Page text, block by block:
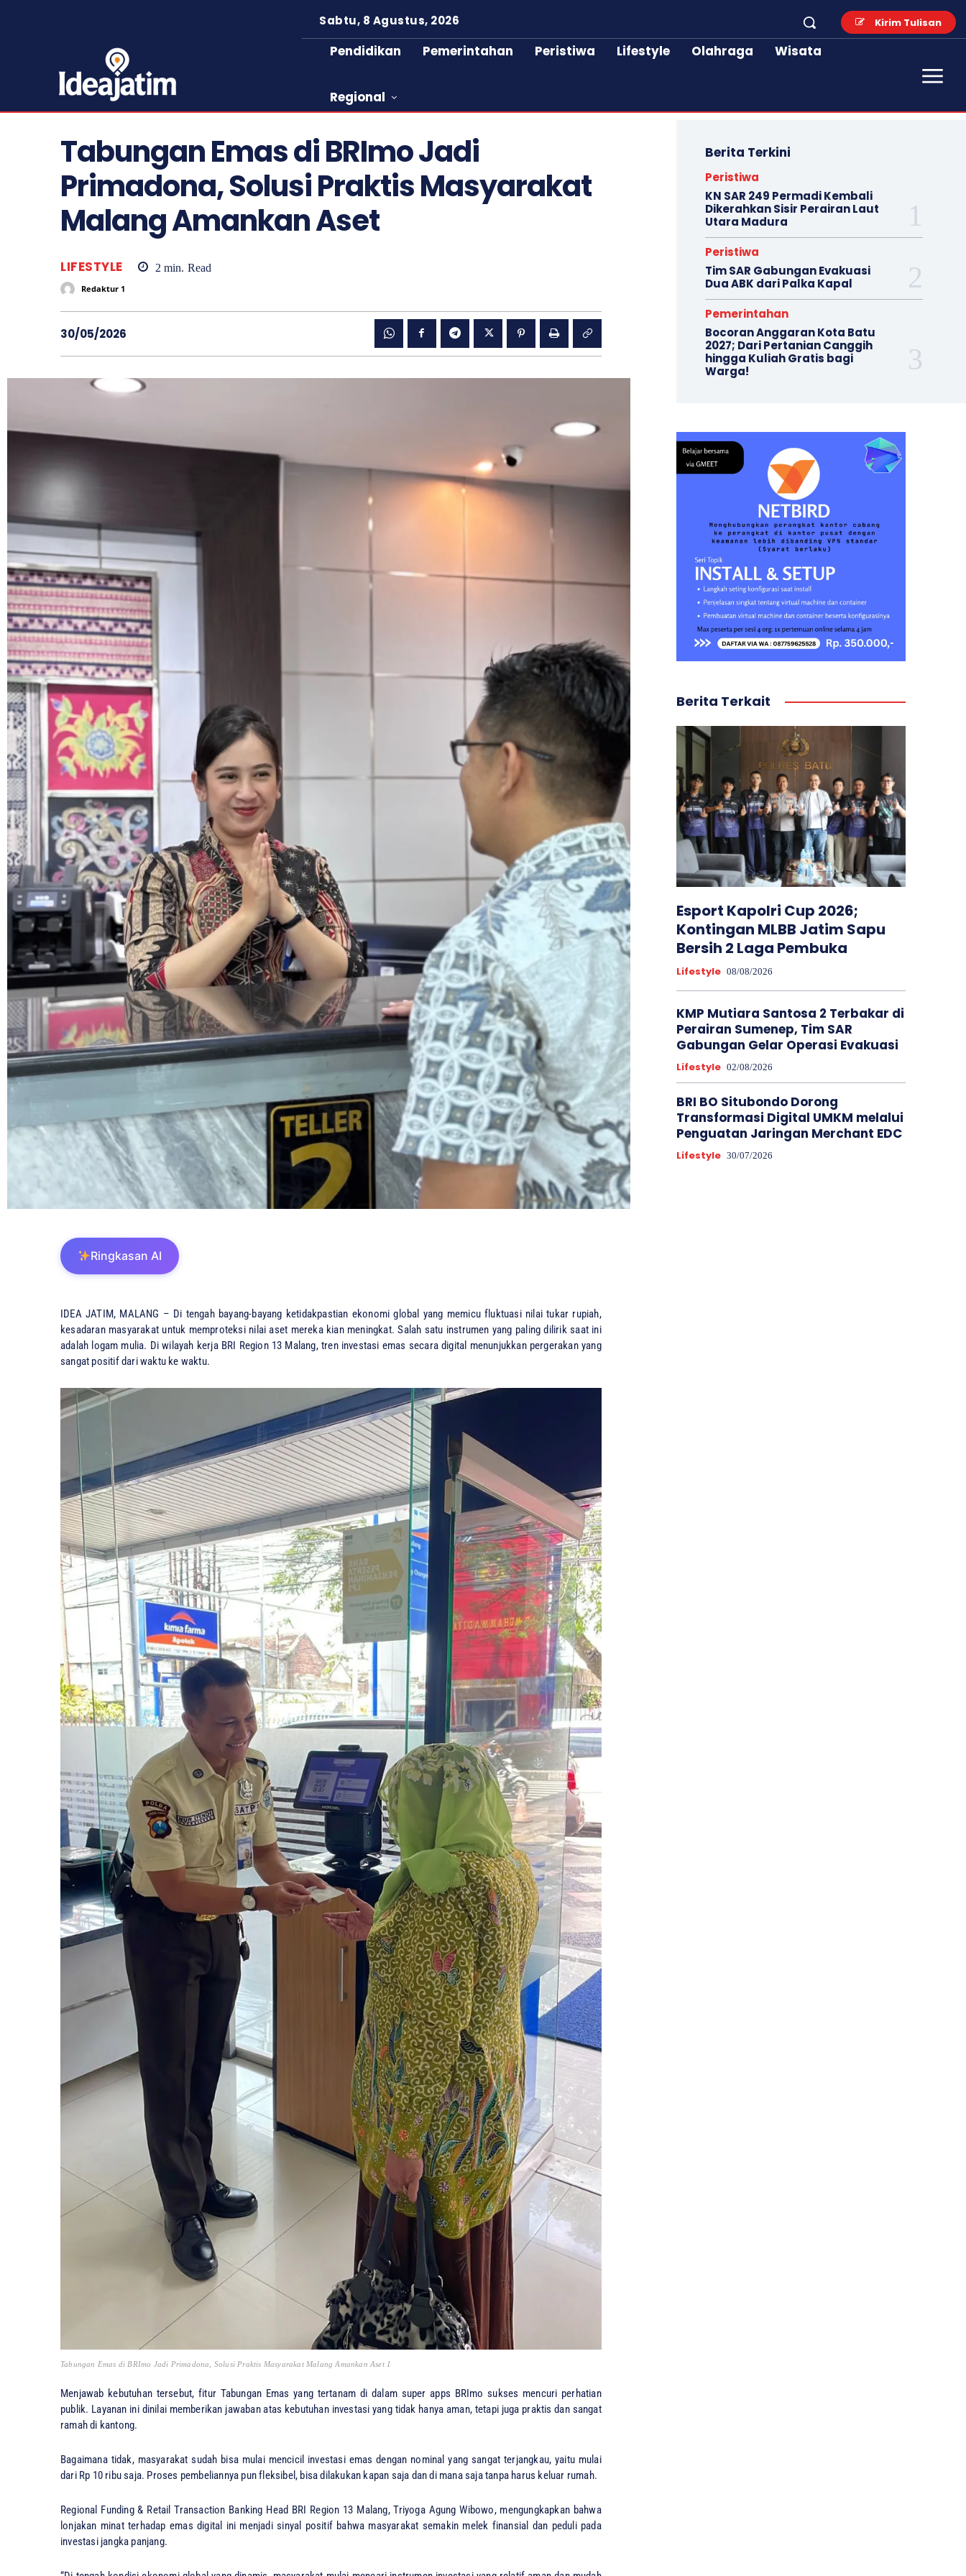
Kirim Tulisan
Sabtu, 8 Agustus, 2026
Pendidikan Pemerintahan Peristiwa Lifestyle Olahraga Wisata
Regional
Tabungan Emas di BRImo Jadi
Primadona, Solusi Praktis Masyarakat
Malang Amankan Aset
LIFESTYLE 2 min. Read
Redaktur 1
30/05/2026
Ringkasan AI
IDEA JATIM, MALANG – Di tengah bayang-bayang ketidakpastian ekonomi global yang memicu fluktuasi nilai tukar rupiah,
kesadaran masyarakat untuk memproteksi nilai aset mereka kian meningkat. Salah satu instrumen yang paling dilirik saat ini
adalah logam mulia. Di wilayah kerja BRI Region 13 Malang, tren investasi emas secara digital menunjukkan pergerakan yang
sangat positif dari waktu ke waktu.
Tabungan Emas di BRImo Jadi Primadona, Solusi Praktis Masyarakat Malang Amankan Aset 1
Menjawab kebutuhan tersebut, fitur Tabungan Emas yang tertanam di dalam super apps BRImo sukses mencuri perhatian
publik. Layanan ini dinilai memberikan jawaban atas kebutuhan investasi yang tidak hanya aman, tetapi juga praktis dan sangat
ramah di kantong.
Bagaimana tidak, masyarakat sudah bisa mulai mencicil investasi emas dengan nominal yang sangat terjangkau, yaitu mulai
dari Rp 10 ribu saja. Proses pembeliannya pun fleksibel, bisa dilakukan kapan saja dan di mana saja tanpa harus keluar rumah.
Regional Funding & Retail Transaction Banking Head BRI Region 13 Malang, Triyoga Agung Wibowo, mengungkapkan bahwa
lonjakan minat terhadap emas digital ini menjadi sinyal positif bahwa masyarakat semakin melek finansial dan peduli pada
investasi jangka panjang.
Berita Terkini
Peristiwa
KN SAR 249 Permadi Kembali
Dikerahkan Sisir Perairan Laut
Utara Madura
Peristiwa
Tim SAR Gabungan Evakuasi
Dua ABK dari Palka Kapal
Pemerintahan
Bocoran Anggaran Kota Batu
2027; Dari Pertanian Canggih
hingga Kuliah Gratis bagi
Warga!
Berita Terkait
Esport Kapolri Cup 2026;
Kontingan MLBB Jatim Sapu
Bersih 2 Laga Pembuka
Lifestyle 08/08/2026
KMP Mutiara Santosa 2 Terbakar di
Perairan Sumenep, Tim SAR
Gabungan Gelar Operasi Evakuasi
Lifestyle 02/08/2026
BRI BO Situbondo Dorong
Transformasi Digital UMKM melalui
Penguatan Jaringan Merchant EDC
Lifestyle 30/07/2026